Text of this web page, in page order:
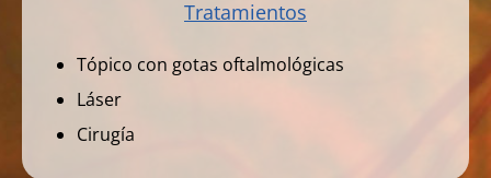
Tratamientos
Tópico con gotas oftalmológicas
Láser
Cirugía